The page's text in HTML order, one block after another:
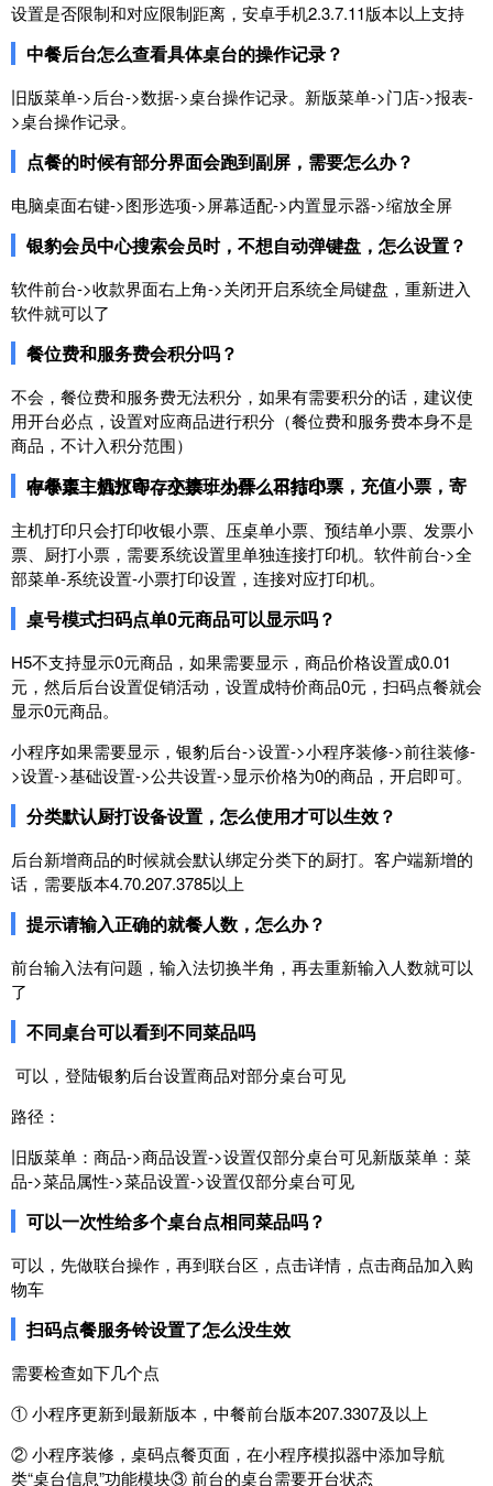
设置是否限制和对应限制距离，安卓手机2.3.7.11版本以上支持
中餐后台怎么查看具体桌台的操作记录？
旧版菜单->后台->数据->桌台操作记录。 新版菜单->门店->报表-
>桌台操作记录。
点餐的时候有部分界面会跑到副屏，需要怎么办？
电脑桌面右键->图形选项->屏幕适配->内置显示器->缩放全屏
银豹会员中心搜索会员时，不想自动弹键盘，怎么设置？
软件前台->收款界面右上角->关闭开启系统全局键盘，重新进入
软件就可以了
餐位费和服务费会积分吗？
不会，餐位费和服务费无法积分，如果有需要积分的话，建议使
用开台必点，设置对应商品进行积分（餐位费和服务费本身不是
商品，不计入积分范围）
中餐走主机打印，交接班小票，日结小票，充值小票，寄存小票，酒水寄存小票，为什么不打印？
主机打印只会打印收银小票、压桌单小票、预结单小票、发票小
票、厨打小票，需要系统设置里单独连接打印机。软件前台->全
部菜单-系统设置-小票打印设置，连接对应打印机。
桌号模式扫码点单0元商品可以显示吗？
H5不支持显示0元商品，如果需要显示，商品价格设置成0.01
元，然后后台设置促销活动，设置成特价商品0元，扫码点餐就会
显示0元商品。
小程序如果需要显示，银豹后台->设置->小程序装修->前往装修-
>设置->基础设置->公共设置->显示价格为0的商品，开启即可。
分类默认厨打设备设置，怎么使用才可以生效？
后台新增商品的时候就会默认绑定分类下的厨打。客户端新增的
话，需要版本4.70.207.3785以上
提示请输入正确的就餐人数，怎么办？
前台输入法有问题，输入法切换半角，再去重新输入人数就可以
了
不同桌台可以看到不同菜品吗
可以，登陆银豹后台设置商品对部分桌台可见
路径：
旧版菜单：商品->商品设置->设置仅部分桌台可见 新版菜单：菜
品->菜品属性->菜品设置->设置仅部分桌台可见
可以一次性给多个桌台点相同菜品吗？
可以，先做联台操作，再到联台区，点击详情，点击商品加入购
物车
扫码点餐服务铃设置了怎么没生效
需要检查如下几个点
① 小程序更新到最新版本，中餐前台版本207.3307及以上
② 小程序装修，桌码点餐页面，在小程序模拟器中添加导航
类“桌台信息”功能模块 ③ 前台的桌台需要开台状态